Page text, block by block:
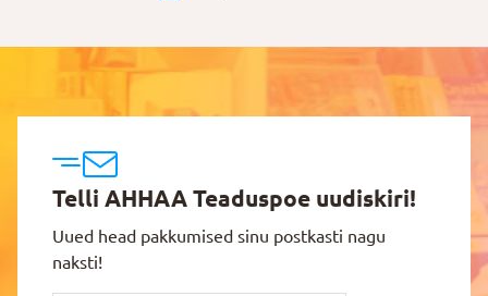
Telli AHHAA Teaduspoe uudiskiri!
Uued head pakkumised sinu postkasti nagu
naksti!